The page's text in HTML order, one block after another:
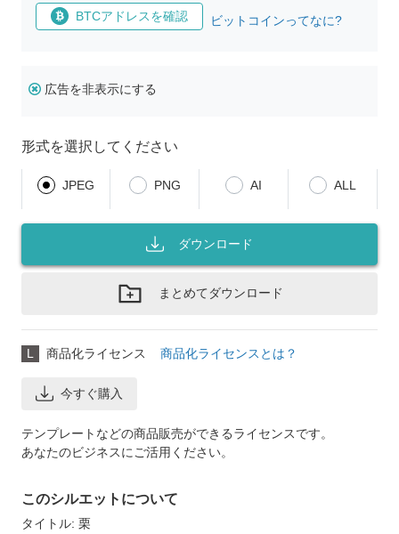
BTCアドレスを確認 ビットコインってなに?
広告を非表示にする
形式を選択してください
JPEG PNG AI ALL
ダウンロード
まとめてダウンロード
L 商品化ライセンス 商品化ライセンスとは？
今すぐ購入
テンプレートなどの商品販売ができるライセンスです。
あなたのビジネスにご活用ください。
このシルエットについて
タイトル: 栗